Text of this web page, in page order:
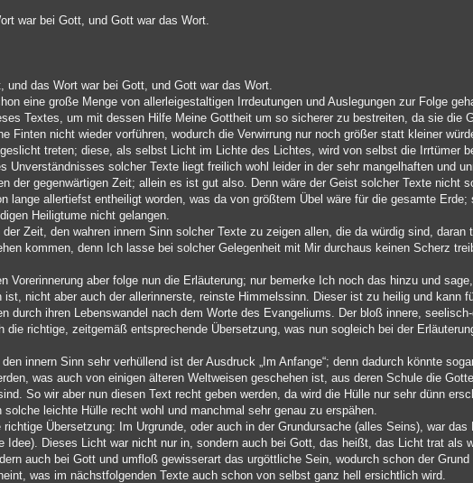
war bei Gott, und Gott war das Wort.
und das Wort war bei Gott, und Gott war das Wort.
eine große Menge von allerleigestaltigen Irrdeutungen und Auslegungen zur Folge
Textes, um mit dessen Hilfe Meine Gottheit um so sicherer zu bestreiten, da sie die
Finten nicht wieder vorführen, wodurch die Verwirrung nur noch größer statt kleiner
treten; diese, als selbst Licht im Lichte des Lichtes, wird von selbst die Irrtümer
Unverständnisses solcher Texte liegt freilich wohl leider in der sehr mangelhaften und
der gegenwärtigen Zeit; allein es ist gut also. Denn wäre der Geist solcher Texte nicht
lange allertiefst entheiligt worden, was da von größtem Übel wäre für die gesamte Erde;
Heiligtume nicht gelangen.
Zeit, den wahren innern Sinn solcher Texte zu zeigen allen, die da würdig sind, daran
kommen, denn Ich lasse bei solcher Gelegenheit mit Mir durchaus keinen Scherz
Vorerinnerung aber folge nun die Erläuterung; nur bemerke Ich noch das hinzu und
nicht aber auch der allerinnerste, reinste Himmelssinn. Dieser ist zu heilig und kann
durch ihren Lebenswandel nach dem Worte des Evangeliums. Der bloß innere,
die richtige, zeitgemäß entsprechende Übersetzung, was nun sogleich bei der
innern Sinn sehr verhüllend ist der Ausdruck „Im Anfange“; denn dadurch könnte
was auch von einigen älteren Weltweisen geschehen ist, aus deren Schule die
So wir aber nun diesen Text recht geben werden, da wird die Hülle nur sehr dünn
leichte Hülle recht wohl und manchmal sehr genau zu erspähen.
Übersetzung: Im Urgrunde, oder auch in der Grundursache (alles Seins), war das
Idee). Dieses Licht war nicht nur in, sondern auch bei Gott, das heißt, das Licht trat als
auch bei Gott und umfloß gewisserart das urgöttliche Sein, wodurch schon der
was im nächstfolgenden Texte auch schon von selbst ganz hell ersichtlich wird.